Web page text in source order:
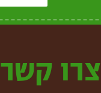
צרו קשר